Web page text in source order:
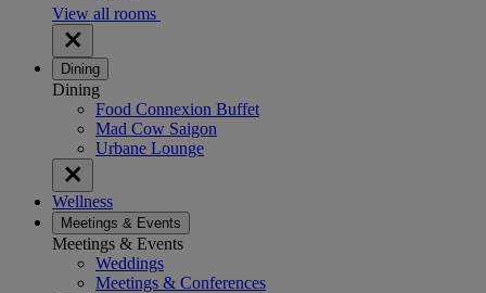
View all rooms
Dining
Dining
Food Connexion Buffet
Mad Cow Saigon
Urbane Lounge
Wellness
Meetings & Events
Meetings & Events
Weddings
Meetings & Conferences